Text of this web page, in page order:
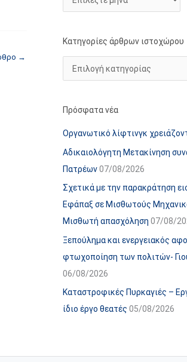
→
ρ
ι
α
ρ
τ
ή
σ
ε
ω
ν
Κατηγορίες άρθρων ιστοχώρου
γ
ο
ε
ρ
θ
ρ
ω
ν
ι
σ
τ
ο
χ
ο
Πρόσφατα νέα
Οργανωτικό λίφτινγκ
Αδικαιολόγητη Μετακίνηση
Πατρέων07/08/2026
Σχετικά με την παρακράτηση
Εφάπαξ σε Μισθωτούς
Μισθωτή απασχόληση 07/08/
Ξεπούλημα και ενεργειακός
φτωχοποίηση των πολιτών-
06/08/2026
Καταστροφικές Πυρκαγιές –
ίδιο έργο θεατές 05/08/2026